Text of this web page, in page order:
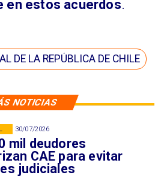
NOTICIAS
30/07/2026
mil deudores
CAE para evitar
judiciales
en estos acuerdos.
DE LA REPÚBLICA DE CHILE